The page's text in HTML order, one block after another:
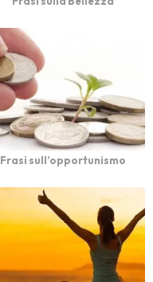
Frasi sull’opportunismo